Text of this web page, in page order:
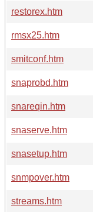
restorex.htm
rmsx25.htm
smitconf.htm
snaprobd.htm
snareqin.htm
snaserve.htm
snasetup.htm
snmpover.htm
streams.htm